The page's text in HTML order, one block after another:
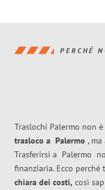
PERCHÉ
Traslochi Palermo non
trasloco a Palermo ,
Trasferirsi a Palermo
finanziaria. Ecco perché
chiara dei costi, così